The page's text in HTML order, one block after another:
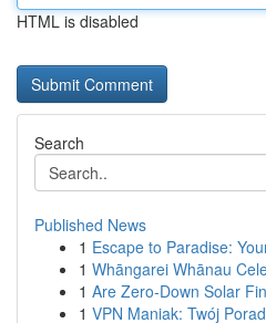
HTML is disabled
Search
Published News
1 Escape to Paradise:
1 Whāngarei Whānau
1 Are Zero-Down Solar
1 VPN Maniak: Twój